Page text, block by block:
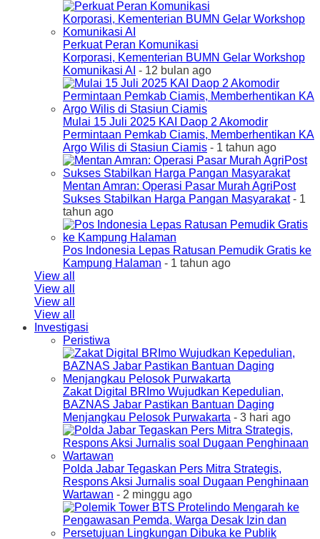
Perkuat Peran Komunikasi
Korporasi, Kementerian BUMN Gelar Workshop
Komunikasi AI - 12 bulan ago
Mulai 15 Juli 2025 KAI Daop 2 Akomodir
Permintaan Pemkab Ciamis, Memberhentikan KA
Argo Wilis di Stasiun Ciamis - 1 tahun ago
Mentan Amran: Operasi Pasar Murah AgriPost
Sukses Stabilkan Harga Pangan Masyarakat- 1
tahun ago
Pos Indonesia Lepas Ratusan Pemudik Gratis ke
Kampung Halaman - 1 tahun ago
View all
View all
View all
View all
Investigasi
Peristiwa
Zakat Digital BRImo Wujudkan Kepedulian,
BAZNAS Jabar Pastikan Bantuan Daging
Menjangkau Pelosok Purwakarta - 3 hari ago
Polda Jabar Tegaskan Pers Mitra Strategis,
Respons Aksi Jurnalis soal Dugaan Penghinaan
Wartawan - 2 minggu ago